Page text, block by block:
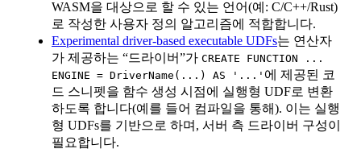
WASM을 대상으로 할 수 있는 언어(예: C/C++/Rust)
로 작성한 사용자 정의 알고리즘에 적합합니다.
Experimental driver-based executable UDFs는 연산자
가 제공하는 “드라이버”가 CREATE FUNCTION ...
ENGINE = DriverName(...) AS '...' 에 제공된 코
드 스니펫을 함수 생성 시점에 실행형 UDF로 변환
하도록 합니다(예를 들어 컴파일을 통해). 이는 실행
형 UDFs를 기반으로 하며, 서버 측 드라이버 구성이
필요합니다.